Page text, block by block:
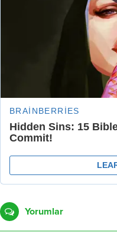
Yorumlar